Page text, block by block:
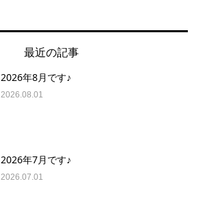
最近の記事
2026年8月です♪
2026.08.01
2026年7月です♪
2026.07.01